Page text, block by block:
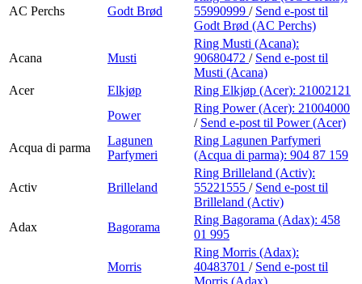
AC Perchs Godt Brød
55990999 / Send e-post til
Godt Brød (AC Perchs)
Acana Musti
Ring Musti (Acana):
90680472 / Send e-post til
Musti (Acana)
Acer
Elkjøp Ring Elkjøp (Acer): 21002121
Power
Ring Power (Acer): 21004000
/ Send e-post til Power (Acer)
Acqua di parma
Lagunen
Parfymeri
Ring Lagunen Parfymeri
(Acqua di parma): 904 87 159
Activ Brilleland
Ring Brilleland (Activ):
55221555 / Send e-post til
Brilleland (Activ)
Adax
Bagorama
Ring Bagorama (Adax): 458
01 995
Morris
Ring Morris (Adax):
40483701 / Send e-post til
Morris (Adax)